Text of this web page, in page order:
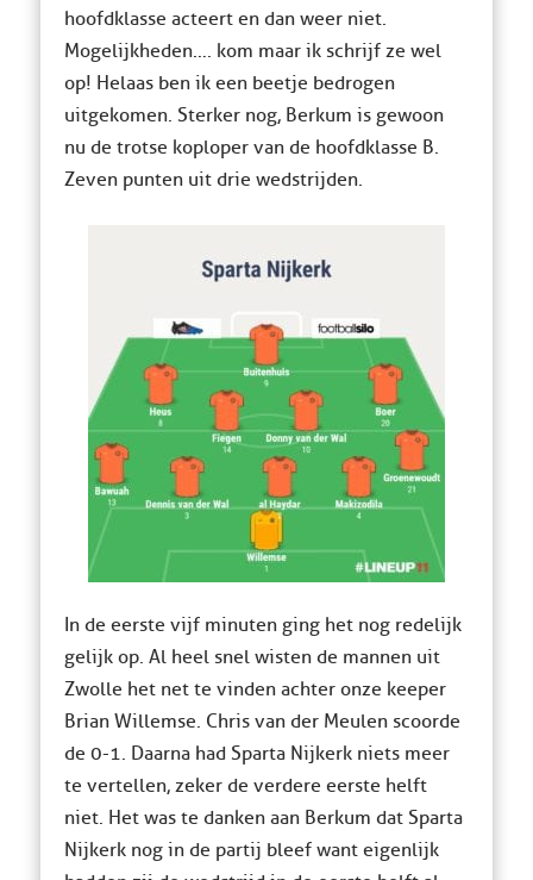
hoofdklasse acteert en dan weer niet.
Mogelijkheden…. kom maar ik schrijf ze wel
op! Helaas ben ik een beetje bedrogen
uitgekomen. Sterker nog, Berkum is gewoon
nu de trotse koploper van de hoofdklasse B.
Zeven punten uit drie wedstrijden.
In de eerste vijf minuten ging het nog redelijk
gelijk op. Al heel snel wisten de mannen uit
Zwolle het net te vinden achter onze keeper
Brian Willemse. Chris van der Meulen scoorde
de 0-1. Daarna had Sparta Nijkerk niets meer
te vertellen, zeker de verdere eerste helft
niet. Het was te danken aan Berkum dat Sparta
Nijkerk nog in de partij bleef want eigenlijk